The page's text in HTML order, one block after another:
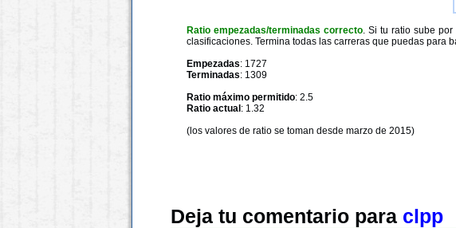
Ratio empezadas/terminadas correcto. Si tu ratio sube
clasificaciones. Termina todas las carreras que puedas para
Empezadas: 1727
Terminadas: 1309
Ratio máximo permitido: 2.5
Ratio actual : 1.32
(los valores de ratio se toman desde marzo de 2015)
Deja tu comentario para clpp